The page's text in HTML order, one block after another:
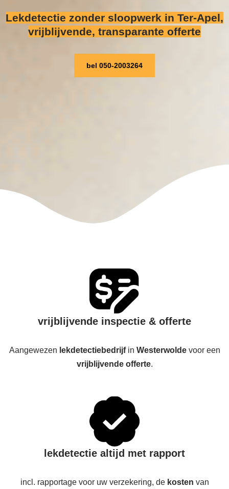
Lekdetectie zonder sloopwerk in Ter-Apel,
vrijblijvende, transparante offerte
bel 050-2003264
vrijblijvende inspectie & offerte
Aangewezen lekdetectiebedrijfin Westerwolde voor een
vrijblijvende offerte.
lekdetectie altijd met rapport
incl. rapportage voor uw verzekering, de kosten van